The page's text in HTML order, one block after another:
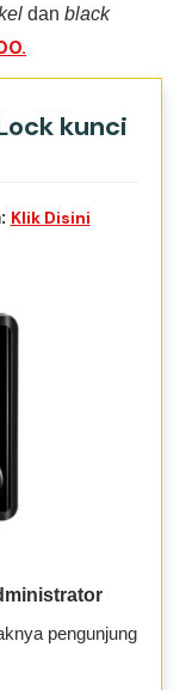
dan black
kunci
Klik Disini
pengunjung